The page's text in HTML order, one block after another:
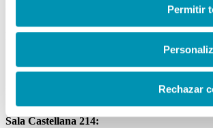
de cookies en esta web haciendo clic
Permitir
Rechazar
de lunes a viernes de 9 a 18 h.
EXPOSICIONES
Sala Mateo Inurria 2:
Laborables y festivos de 11:00 a 20:00h.
Sala Castellana 214: